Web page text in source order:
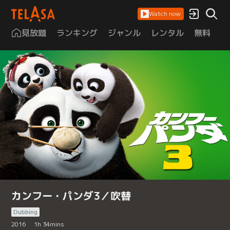
Watch now
見放題 ランキング ジャンル レンタル 無料
カンフー・パンダ3／吹替
Dubbing
2016
1h 34mins